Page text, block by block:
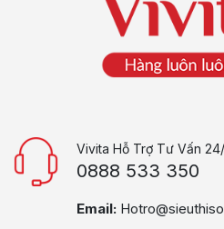
Vivita Hỗ Trợ Tư Vấn
0888 533 350
Email: